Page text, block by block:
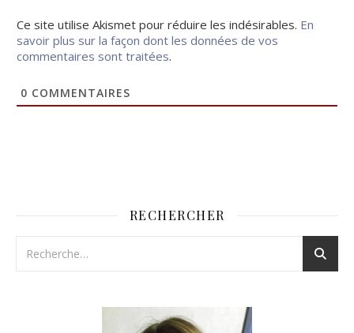
Ce site utilise Akismet pour réduire les indésirables. En
savoir plus sur la façon dont les données de vos
commentaires sont traitées.
0 COMMENTAIRES
RECHERCHER